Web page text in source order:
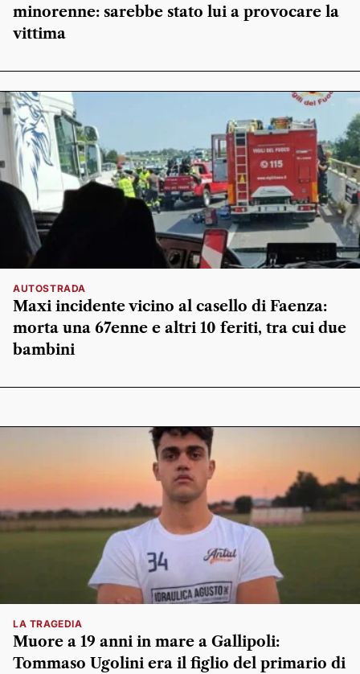
minorenne: sarebbe stato lui a provocare la
vittima
AUTOSTRADA
Maxi incidente vicino al casello di Faenza:
morta una 67enne e altri 10 feriti, tra cui due
bambini
LA TRAGEDIA
Muore a 19 anni in mare a Gallipoli:
Tommaso Ugolini era il figlio del primario di